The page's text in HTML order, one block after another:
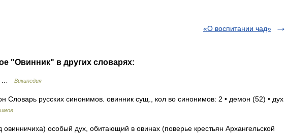
«О воспитании чад»
"Овинник" в других словарях:
… Википедия
Словарь русских синонимов. овинник сущ., кол во синонимов: 2 • демон (52) • дух
особый дух, обитающий в овинах (поверье крестьян Архангельской